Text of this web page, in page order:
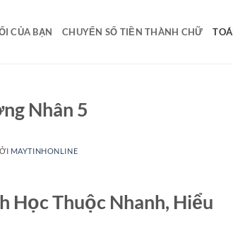
CỦA BẠN CHUYỂN SỐ TIỀN THÀNH CHỮ
Nhân 5
MAYTINHONLINE
Học Thuộc Nhanh, Hiểu